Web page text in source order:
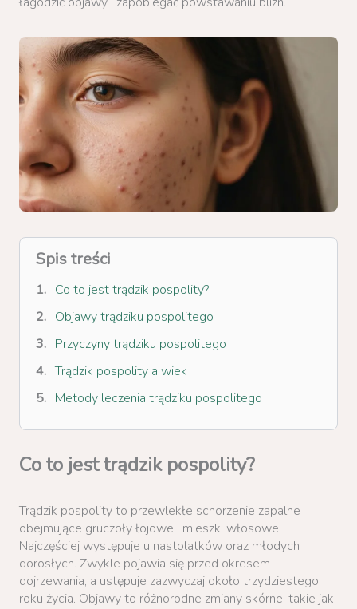
Spis treści
Co to jest trądzik pospolity?
Objawy trądziku pospolitego
Przyczyny trądziku pospolitego
Trądzik pospolity a wiek
Metody leczenia trądziku pospolitego
Co to jest trądzik pospolity?
Trądzik pospolity to przewlekłe schorzenie zapalne
obejmujące gruczoły łojowe i mieszki włosowe.
Najczęściej występuje u nastolatków oraz młodych
dorosłych. Zwykle pojawia się przed okresem
dojrzewania, a ustępuje zazwyczaj około trzydziestego
roku życia. Objawy to różnorodne zmiany skórne, takie jak: